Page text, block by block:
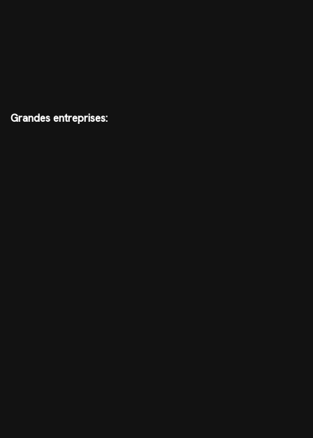
Grandes entreprises: